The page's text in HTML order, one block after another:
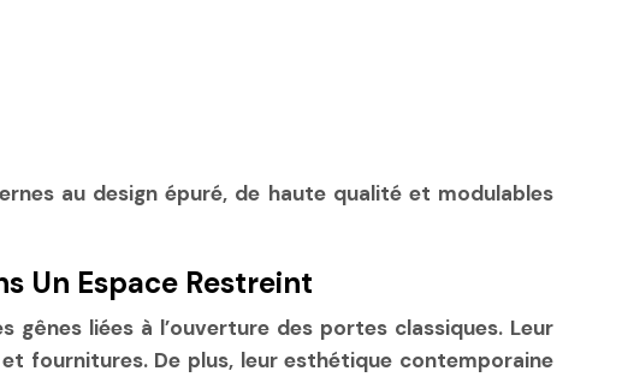
au design épuré, de haute qualité et modulables
Un Espace Restreint
liées à l’ouverture des portes classiques. Leur
fournitures. De plus, leur esthétique contemporaine